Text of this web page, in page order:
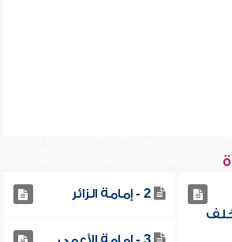
خلف
2 - إمامة الزائر